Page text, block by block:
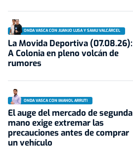
ONDA VASCA CON JUANJO LUSA Y SAMU VALCÁRCEL
La Movida Deportiva (07.08.26):
A Colonia en pleno volcán de
rumores
ONDA VASCA CON IMANOL ARRUTI
El auge del mercado de segunda
mano exige extremar las
precauciones antes de comprar
un vehículo